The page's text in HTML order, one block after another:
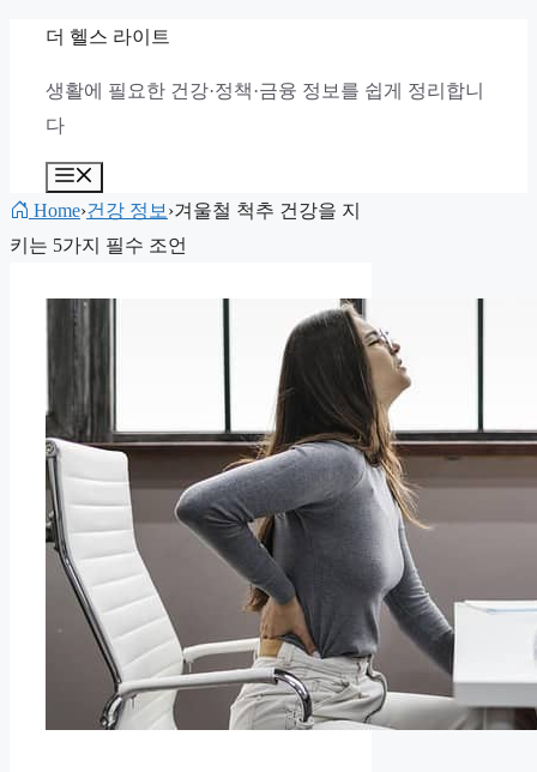
너
뛰
더 헬스 라이트
생활에 필요한 건강·정책·금융 정보를 쉽게 정리합니
다
뉴
Home›건강 정보 ›겨울철 척추 건강을 지
키는 5가지 필수 조언